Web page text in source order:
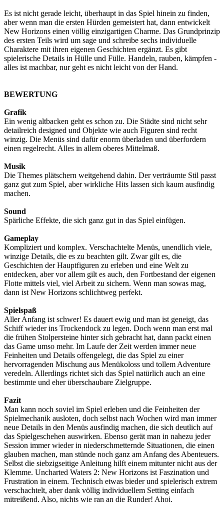
Es ist nicht gerade leicht, überhaupt in das Spiel hinein zu finden,
aber wenn man die ersten Hürden gemeistert hat, dann entwickelt
New Horizons einen völlig einzigartigen Charme. Das Grundprinzip
des ersten Teils wird um sage und schreibe sechs individuelle
Charaktere mit ihren eigenen Geschichten ergänzt. Es gibt
spielerische Details in Hülle und Fülle. Handeln, rauben, kämpfen -
alles ist machbar, nur geht es nicht leicht von der Hand.
BEWERTUNG
Grafik
Ein wenig altbacken geht es schon zu. Die Städte sind nicht sehr
detailreich designed und Objekte wie auch Figuren sind recht
winzig. Die Menüs sind dafür enorm überladen und überfordern
einen regelrecht. Alles in allem oberes Mittelmaß.
Musik
Die Themes plätschern weitgehend dahin. Der verträumte Stil passt
ganz gut zum Spiel, aber wirkliche Hits lassen sich kaum ausfindig
machen.
Sound
Spärliche Effekte, die sich ganz gut in das Spiel einfügen.
Gameplay
Kompliziert und komplex. Verschachtelte Menüs, unendlich viele,
winzige Details, die es zu beachten gilt. Zwar gilt es, die
Geschichten der Hauptfiguren zu erleben und eine Welt zu
entdecken, aber vor allem gilt es auch, den Fortbestand der eigenen
Flotte mittels viel, viel Arbeit zu sichern. Wenn man sowas mag,
dann ist New Horizons schlichtweg perfekt.
Spielspaß
Aller Anfang ist schwer! Es dauert ewig und man ist geneigt, das
Schiff wieder ins Trockendock zu legen. Doch wenn man erst mal
die frühen Stolpersteine hinter sich gebracht hat, dann packt einen
das Game umso mehr. Im Laufe der Zeit werden immer neue
Feinheiten und Details offengelegt, die das Spiel zu einer
hervorragenden Mischung aus Menükoloss und tollem Adventure
veredeln. Allerdings richtet sich das Spiel natürlich auch an eine
bestimmte und eher überschaubare Zielgruppe.
Fazit
Man kann noch soviel im Spiel erleben und die Feinheiten der
Spielmechanik ausloten, doch selbst nach Wochen wird man immer
neue Details in den Menüs ausfindig machen, die sich deutlich auf
das Spielgeschehen auswirken. Ebenso gerät man in nahezu jeder
Session immer wieder in niederschmetternde Situationen, die einen
glauben machen, man stünde noch ganz am Anfang des Abenteuers.
Selbst die siebzigseitige Anleitung hilft einem mitunter nicht aus der
Klemme. Uncharted Waters 2: New Horizons ist Faszination und
Frustration in einem. Technisch etwas bieder und spielerisch extrem
verschachtelt, aber dank völlig individuellem Setting einfach
mitreißend. Also, nichts wie ran an die Runder! Ahoi.